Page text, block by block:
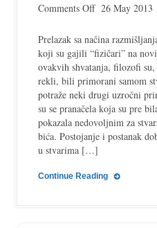
Comments Offon
Metafizika
–
citati
26 May 2013
Prelazak sa načina
koji su gajili “fizičari” na
ovakvih shvatanja, filozofi su,
rekli, bili primorani samom
potraže neki drugi uzročni
su se pranačela koja su pre
pokazala nedovoljnim za
bića. Postojanje i postanak
u stvarima […]
Continue Reading